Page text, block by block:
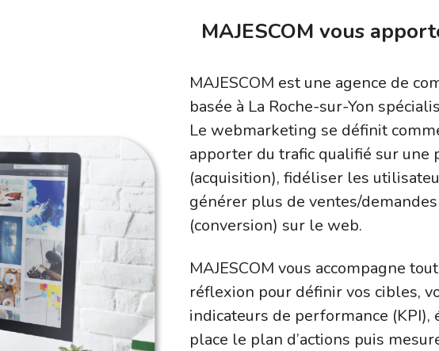
MAJESCOM vous
MAJESCOM est une agence de
basée à La Roche-sur-Yon
Le webmarketing se définit
apporter du trafic qualifié sur une
(acquisition), fidéliser les
générer plus de ventes/
(conversion) sur le web.
MAJESCOM vous accompagne
réflexion pour définir vos cibles,
indicateurs de performance
place le plan d’actions puis